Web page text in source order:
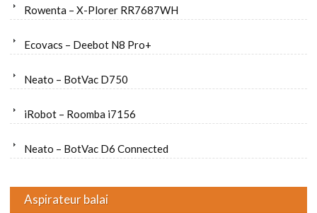
Rowenta – X-Plorer RR7687WH
Ecovacs – Deebot N8 Pro+
Neato – BotVac D750
iRobot – Roomba i7156
Neato – BotVac D6 Connected
Aspirateur balai